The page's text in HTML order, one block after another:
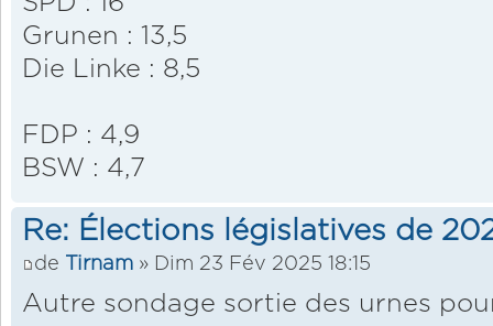
Grunen : 13,5
Die Linke : 8,5
FDP : 4,9
BSW : 4,7
Re: Élections législatives de
de Tirnam » Dim 23 Fév 2025 18:15
Autre sondage sortie des urnes